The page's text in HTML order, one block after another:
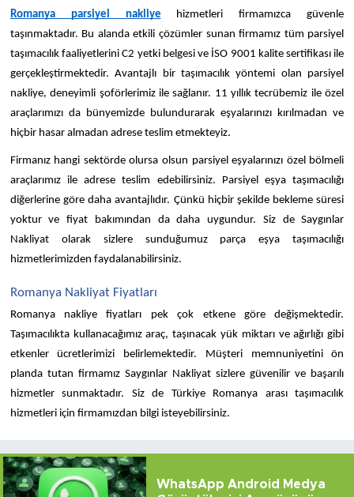
Romanya parsiyel nakliye hizmetleri firmamızca güvenle
taşınmaktadır. Bu alanda etkili çözümler sunan firmamız tüm parsiyel
taşımacılık faaliyetlerini C2 yetki belgesi ve İSO 9001 kalite sertifikası ile
gerçekleştirmektedir. Avantajlı bir taşımacılık yöntemi olan parsiyel
nakliye, deneyimli şoförlerimiz ile sağlanır. 11 yıllık tecrübemiz ile özel
araçlarımızı da bünyemizde bulundurarak eşyalarınızı kırılmadan ve
hiçbir hasar almadan adrese teslim etmekteyiz.
Firmanız hangi sektörde olursa olsun parsiyel eşyalarınızı özel bölmeli
araçlarımız ile adrese teslim edebilirsiniz. Parsiyel eşya taşımacılığı
diğerlerine göre daha avantajlıdır. Çünkü hiçbir şekilde bekleme süresi
yoktur ve fiyat bakımından da daha uygundur. Siz de Saygınlar
Nakliyat olarak sizlere sunduğumuz parça eşya taşımacılığı
hizmetlerimizden faydalanabilirsiniz.
Romanya Nakliyat Fiyatları
Romanya nakliye fiyatları pek çok etkene göre değişmektedir.
Taşımacılıkta kullanacağımız araç, taşınacak yük miktarı ve ağırlığı gibi
etkenler ücretlerimizi belirlemektedir. Müşteri memnuniyetini ön
planda tutan firmamız Saygınlar Nakliyat sizlere güvenilir ve başarılı
hizmetler sunmaktadır. Siz de Türkiye Romanya arası taşımacılık
hizmetleri için firmamızdan bilgi isteyebilirsiniz.
WhatsApp Android Medya